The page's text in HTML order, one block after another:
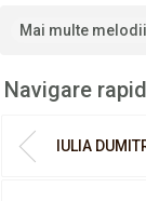
Mai multe
Navigare
IULIA